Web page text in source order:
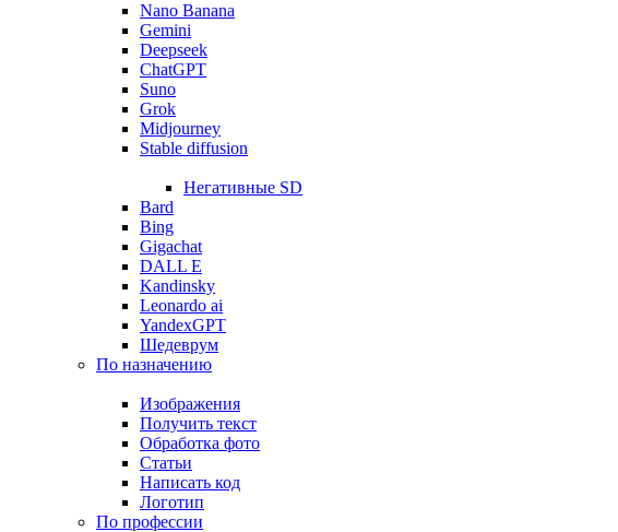
Nano Banana
Gemini
Deepseek
ChatGPT
Suno
Grok
Midjourney
Stable diffusion
Негативные SD
Bard
Bing
Gigachat
DALL E
Kandinsky
Leonardo ai
YandexGPT
Шедеврум
По назначению
Изображения
Получить текст
Обработка фото
Статьи
Написать код
Логотип
По профессии